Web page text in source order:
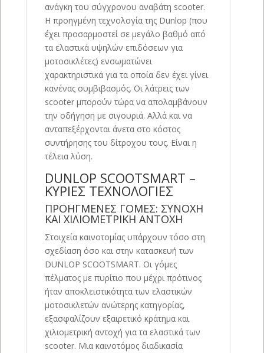
ανάγκη του σύγχρονου αναβάτη scooter.
Η προηγμένη τεχνολογία της Dunlop (που
έχει προσαρμοστεί σε μεγάλο βαθμό από
τα ελαστικά υψηλών επιδόσεων για
μοτοσικλέτες) ενσωματώνει
χαρακτηριστικά για τα οποία δεν έχει γίνει
κανένας συμβιβασμός. Οι λάτρεις των
scooter μπορούν τώρα να απολαμβάνουν
την οδήγηση με σιγουριά. Αλλά και να
ανταπεξέρχονται άνετα στο κόστος
συντήρησης του δίτροχου τους. Είναι η
τέλεια λύση.
DUNLOP SCOOTSMART –
ΚΥΡΙΕΣ ΤΕΧΝΟΛΟΓΙΕΣ
ΠΡΟΗΓΜΕΝΕΣ ΓΟΜΕΣ: ΣΥΝΟΧΗ
ΚΑΙ ΧΙΛΙΟΜΕΤΡΙΚΗ ΑΝΤΟΧΗ
Στοιχεία καινοτομίας υπάρχουν τόσο στη
σχεδίαση όσο και στην κατασκευή των
DUNLOP SCOOTSMART. Οι γόμες
πέλματος με πυρίτιο που μέχρι πρότινος
ήταν αποκλειστικότητα των ελαστικών
μοτοσικλετών ανώτερης κατηγορίας,
εξασφαλίζουν εξαιρετικό κράτημα και
χιλιομετρική αντοχή για τα ελαστικά των
scooter. Μια καινοτόμος διαδικασία